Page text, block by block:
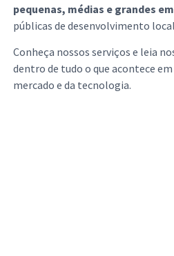
pequenas, médias e grandes
públicas de desenvolvimento
Conheça nossos serviços e leia
dentro de tudo o que acontece
mercado e da tecnologia.